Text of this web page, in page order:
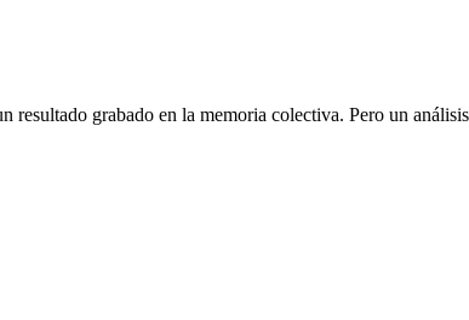
grabado en la memoria colectiva. Pero un